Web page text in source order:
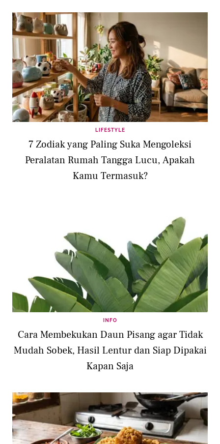
LIFESTYLE
7 Zodiak yang Paling Suka Mengoleksi
Peralatan Rumah Tangga Lucu, Apakah
Kamu Termasuk?
INFO
Cara Membekukan Daun Pisang agar Tidak
Mudah Sobek, Hasil Lentur dan Siap Dipakai
Kapan Saja